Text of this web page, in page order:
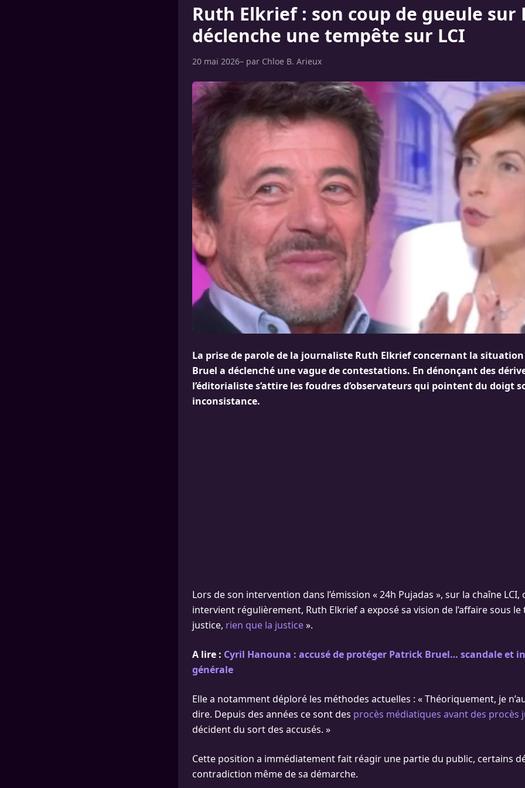
Ruth Elkrief : son coup de gueule sur
déclenche une tempête sur LCI
20 mai 2026– par Chloe B. Arieux
La prise de parole de la journaliste Ruth Elkrief concernant la
Bruel a déclenché une vague de contestations. En dénonçant des
l’éditorialiste s’attire les foudres d’observateurs qui pointent du doigt
inconsistance.
Lors de son intervention dans l’émission « 24h Pujadas », sur la chaîne LCI,
intervient régulièrement, Ruth Elkrief a exposé sa vision de l’affaire sous le
justice, rien que la justice».
A lire : Cyril Hanouna : accusé de protéger Patrick Bruel… scandale et
générale
Elle a notamment déploré les méthodes actuelles : « Théoriquement, je
dire. Depuis des années ce sont des procès médiatiques avant des procès
décident du sort des accusés. »
Cette position a immédiatement fait réagir une partie du public, certains
contradiction même de sa démarche.